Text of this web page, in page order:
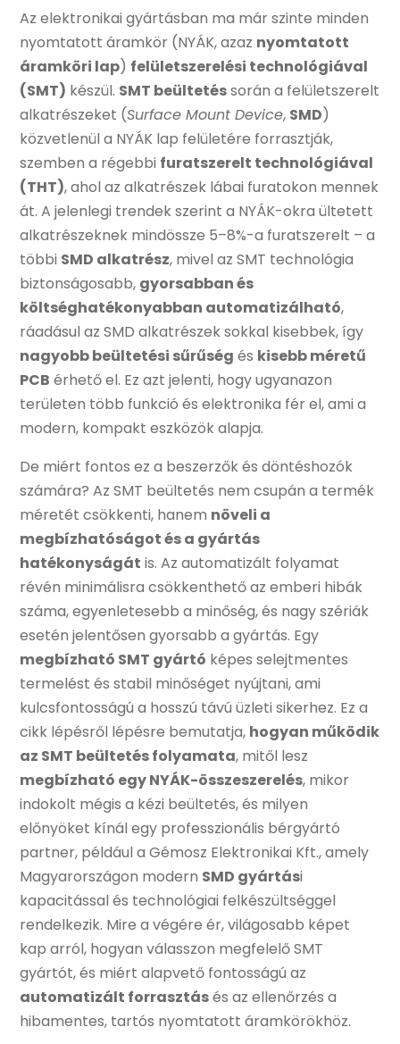
Az elektronikai gyártásban ma már szinte minden
nyomtatott áramkör (NYÁK, azaz nyomtatott
áramköri lap) felületszerelési technológiával
(SMT) készül. SMT beültetéssorán a felületszerelt
alkatrészeket (Surface Mount Device, SMD)
közvetlenül a NYÁK lap felületére forrasztják,
szemben a régebbi furatszerelt technológiával
(THT), ahol az alkatrészek lábai furatokon mennek
át. A jelenlegi trendek szerint a NYÁK-okra ültetett
alkatrészeknek mindössze 5–8%-a furatszerelt – a
többi SMD alkatrész, mivel az SMT technológia
biztonságosabb, gyorsabban és
költséghatékonyabban automatizálható,
ráadásul az SMD alkatrészek sokkal kisebbek, így
nagyobb beültetési sűrűség és kisebb méretű
PCB érhető el. Ez azt jelenti, hogy ugyanazon
területen több funkció és elektronika fér el, ami a
modern, kompakt eszközök alapja.
De miért fontos ez a beszerzők és döntéshozók
számára? Az SMT beültetés nem csupán a termék
méretét csökkenti, hanem növeli a
megbízhatóságot és a gyártás
hatékonyságát is. Az automatizált folyamat
révén minimálisra csökkenthető az emberi hibák
száma, egyenletesebb a minőség, és nagy szériák
esetén jelentősen gyorsabb a gyártás. Egy
megbízható SMT gyártó képes selejtmentes
termelést és stabil minőséget nyújtani, ami
kulcsfontosságú a hosszú távú üzleti sikerhez. Ez a
cikk lépésről lépésre bemutatja, hogyan működik
az SMT beültetés folyamata, mitől lesz
megbízható egy NYÁK-összeszerelés, mikor
indokolt mégis a kézi beültetés, és milyen
előnyöket kínál egy professzionális bérgyártó
partner, például a Gémosz Elektronikai Kft., amely
Magyarországon modern SMD gyártási
kapacitással és technológiai felkészültséggel
rendelkezik. Mire a végére ér, világosabb képet
kap arról, hogyan válasszon megfelelő SMT
gyártót, és miért alapvető fontosságú az
automatizált forrasztásés az ellenőrzés a
hibamentes, tartós nyomtatott áramkörökhöz.